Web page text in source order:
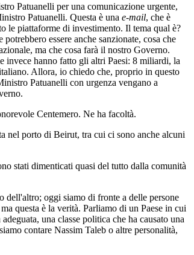
Patuanelli per una comunicazione urgente,
Patuanelli. Questa è una e-mail, che è
le piattaforme di investimento. Il tema qual è?
essere anche sanzionate, cosa che
ma che cosa farà il nostro Governo.
invece hanno fatto gli altri Paesi: 8 miliardi, la
Allora, io chiedo che, proprio in questo
Patuanelli con urgenza vengano a
Centemero. Ne ha facoltà.
nel porto di Beirut, tra cui ci sono anche alcuni
stati dimenticati quasi del tutto dalla comunità
dell'altro; oggi siamo di fronte a delle persone
questa è la verità. Parliamo di un Paese in cui
una classe politica che ha causato una
contare Nassim Taleb o altre personalità,